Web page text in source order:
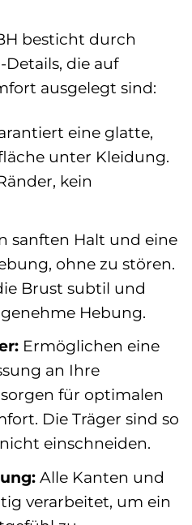
besticht durch
die auf
ausgelegt sind:
eine glatte,
unter Kleidung.
kein
sanften Halt und eine
ohne zu stören.
Brust subtil und
Hebung.
Ermöglichen eine
an Ihre
für optimalen
Die Träger sind so
einschneiden.
Alle Kanten und
verarbeitet, um ein